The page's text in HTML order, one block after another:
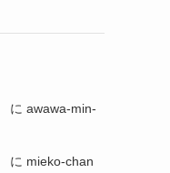
に awawa-min-
に mieko-chan